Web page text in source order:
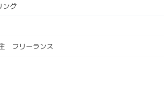
ング
フリーランス